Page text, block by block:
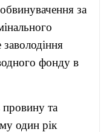
за
фонду в
провину та
один рік